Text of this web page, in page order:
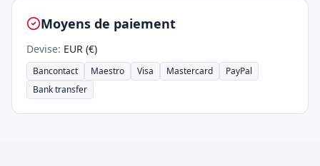
Moyens de paiement
Devise: EUR (€)
Bancontact Maestro Visa Mastercard
PayPal
Bank transfer